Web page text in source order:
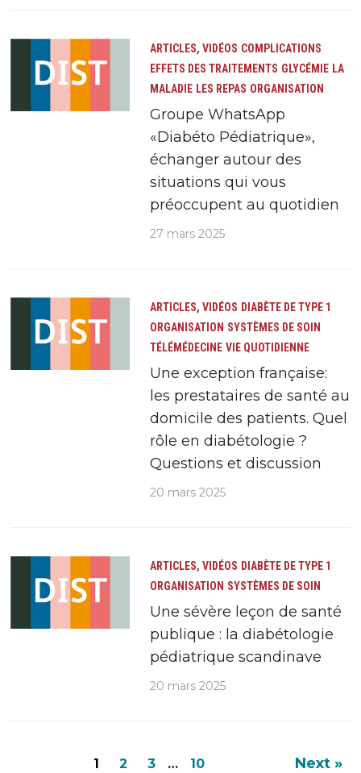
ARTICLES, VIDÉOS COMPLICATIONS
EFFETS DES TRAITEMENTS GLYCÉMIE LA
MALADIE LES REPAS ORGANISATION
Groupe WhatsApp
«Diabéto Pédiatrique»,
échanger autour des
situations qui vous
préoccupent au quotidien
27 mars 2025
ARTICLES, VIDÉOS DIABÈTE DE TYPE 1
ORGANISATION SYSTÈMES DE SOIN
TÉLÉMÉDECINE VIE QUOTIDIENNE
Une exception française:
les prestataires de santé au
domicile des patients. Quel
rôle en diabétologie ?
Questions et discussion
20 mars 2025
ARTICLES, VIDÉOS DIABÈTE DE TYPE 1
ORGANISATION SYSTÈMES DE SOIN
Une sévère leçon de santé
publique : la diabétologie
pédiatrique scandinave
20 mars 2025
1 2 3 … 10 Next »